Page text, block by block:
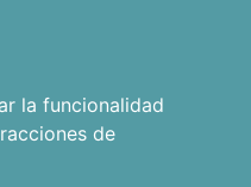
la funcionalidad
de